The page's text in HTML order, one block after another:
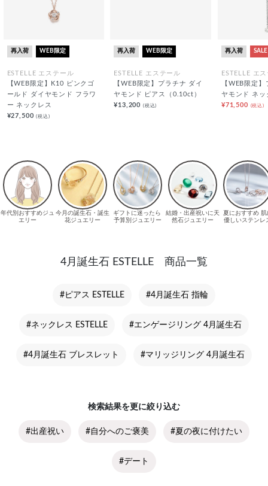
再入荷 WEB限定
ESTELLE エステール
【WEB限定】K10 ピンクゴ
ールド ダイヤモンド フラワ
ー ネックレス
¥27,500(税込)
再入荷 WEB限定
ESTELLE エステール
【WEB限定】プラチナ ダイ
ヤモンド ピアス（0.10ct）
¥13,200 (税込)
再入荷 SALE
ESTELLE エ
【WEB限定
ヤモンド ネッ
¥71,500 (税込)
4月誕生石 ESTELLE 商品一覧
#ピアス ESTELLE #4月誕生石 指輪
#ネックレス ESTELLE #エンゲージリング 4月誕生石
#4月誕生石 ブレスレット #マリッジリング 4月誕生石
検索結果を更に絞り込む
#出産祝い #自分へのご褒美 #夏の夜に付けたい
#デート